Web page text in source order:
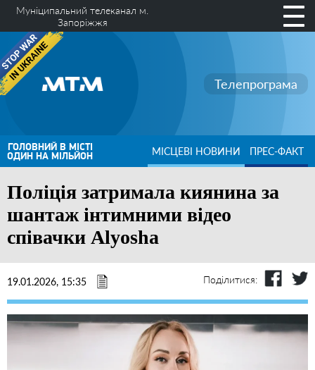
Муніципальний телеканал м.
Запоріжжя
Телепрограма
ГОЛОВНИЙ В МІСТІ
ОДИН НА МІЛЬЙОН МІСЦЕВІ НОВИНИ ПРЕС-ФАКТ
Поліція затримала киянина за
шантаж інтимними відео
співачки Alyosha
19.01.2026, 15:35 Поділитися: